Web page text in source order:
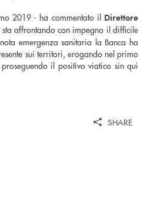
2019 - ha commentato il Direttore
sta affrontandocon impegno il difficile
emergenza sanitaria la Banca ha
sui territori, erogando nel primo
il positivo viatico sin qui
SHARE